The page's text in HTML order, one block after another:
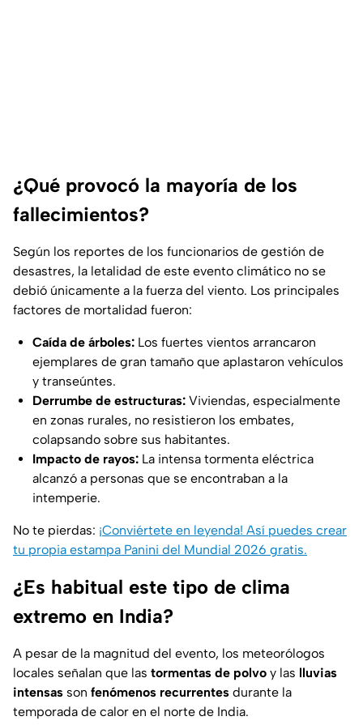
¿Qué provocó la mayoría de los
fallecimientos?
Según los reportes de los funcionarios de gestión de
desastres, la letalidad de este evento climático no se
debió únicamente a la fuerza del viento. Los principales
factores de mortalidad fueron:
Caída de árboles: Los fuertes vientos arrancaron
ejemplares de gran tamaño que aplastaron vehículos
y transeúntes.
Derrumbe de estructuras: Viviendas, especialmente
en zonas rurales, no resistieron los embates,
colapsando sobre sus habitantes.
Impacto de rayos: La intensa tormenta eléctrica
alcanzó a personas que se encontraban a la
intemperie.
No te pierdas: ¡Conviértete en leyenda! Así puedes crear
tu propia estampa Panini del Mundial 2026 gratis.
¿Es habitual este tipo de clima
extremo en India?
A pesar de la magnitud del evento, los meteorólogos
locales señalan que las tormentas de polvo y las lluvias
intensas son fenómenos recurrentes durante la
temporada de calor en el norte de India.